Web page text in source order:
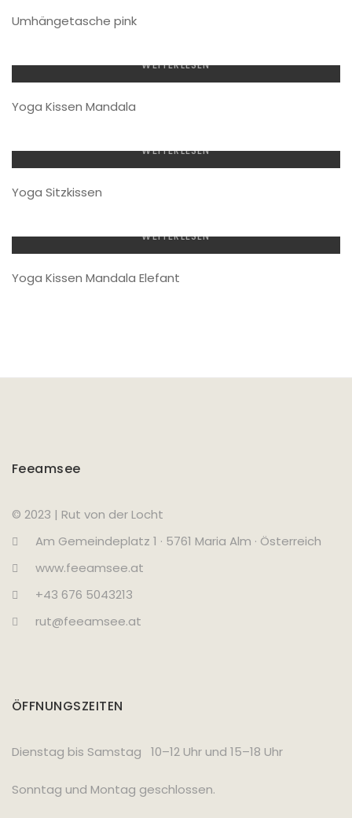
Umhängetasche pink
WEITERLESEN
Yoga Kissen Mandala
WEITERLESEN
Yoga Sitzkissen
WEITERLESEN
Yoga Kissen Mandala Elefant
Feeamsee
© 2023 | Rut von der Locht
Am Gemeindeplatz 1 · 5761 Maria Alm · Österreich
www.feeamsee.at
+43 676 5043213
rut@feeamsee.at
ÖFFNUNGSZEITEN
Dienstag bis Samstag 10–12 Uhr und 15–18 Uhr
Sonntag und Montag geschlossen.